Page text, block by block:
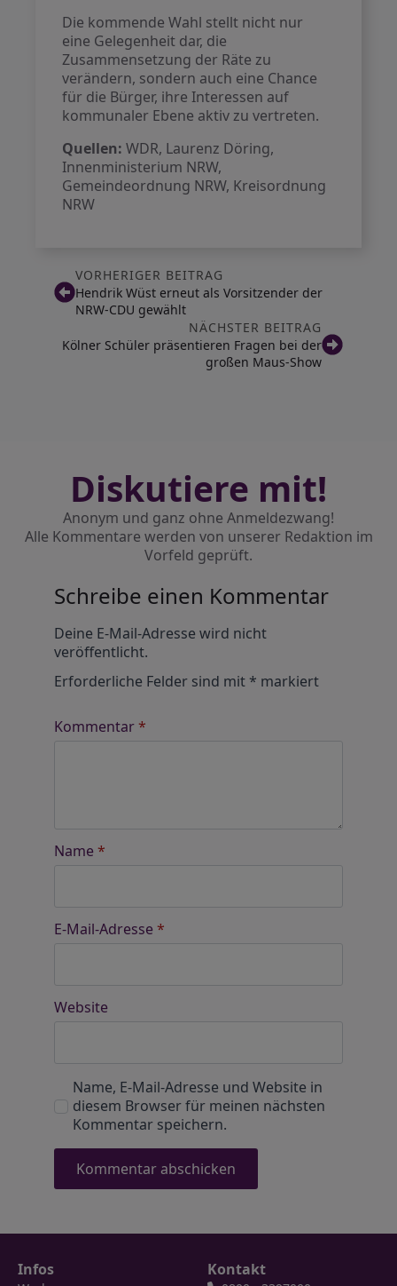
Die kommende Wahl stellt nicht nur
eine Gelegenheit dar, die
Zusammensetzung der Räte zu
verändern, sondern auch eine Chance
für die Bürger, ihre Interessen auf
kommunaler Ebene aktiv zu vertreten.
Quellen: WDR, Laurenz Döring,
Innenministerium NRW,
Gemeindeordnung NRW, Kreisordnung
NRW
VORHERIGER BEITRAG
Hendrik Wüst erneut als Vorsitzender der
NRW-CDU gewählt
NÄCHSTER BEITRAG
Kölner Schüler präsentieren Fragen bei der
großen Maus-Show
Diskutiere mit!
Anonym und ganz ohne Anmeldezwang!
Alle Kommentare werden von unserer Redaktion im
Vorfeld geprüft.
Schreibe einen Kommentar
Deine E-Mail-Adresse wird nicht
veröffentlicht.
Erforderliche Felder sind mit* markiert
Kommentar*
Name *
E-Mail-Adresse *
Website
Name, E-Mail-Adresse und Website in
diesem Browser für meinen nächsten
Kommentar speichern.
Infos Kontakt